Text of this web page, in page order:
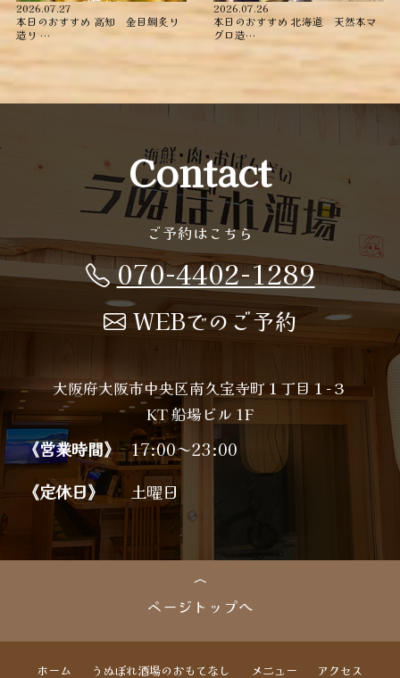
2026.07.27
本日のおすすめ ︎高知 金目鯛炙り
造り ︎…
2026.07.26
本日のおすすめ ︎北海道 天然本マ
グロ造…
Contact
ご予約はこちら
070-4402-1289
WEBでのご予約
大阪府大阪市中央区南久宝寺町１丁目１−３
KT 船場ビル 1F
《営業時間》 17:00～23:00
《定休日》 土曜日
ページトップへ
ホーム うぬぼれ酒場のおもてなし メニュー アクセス